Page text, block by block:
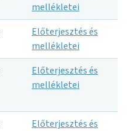
mellékletei
Előterjesztés és
mellékletei
Előterjesztés és
mellékletei
Előterjesztés és